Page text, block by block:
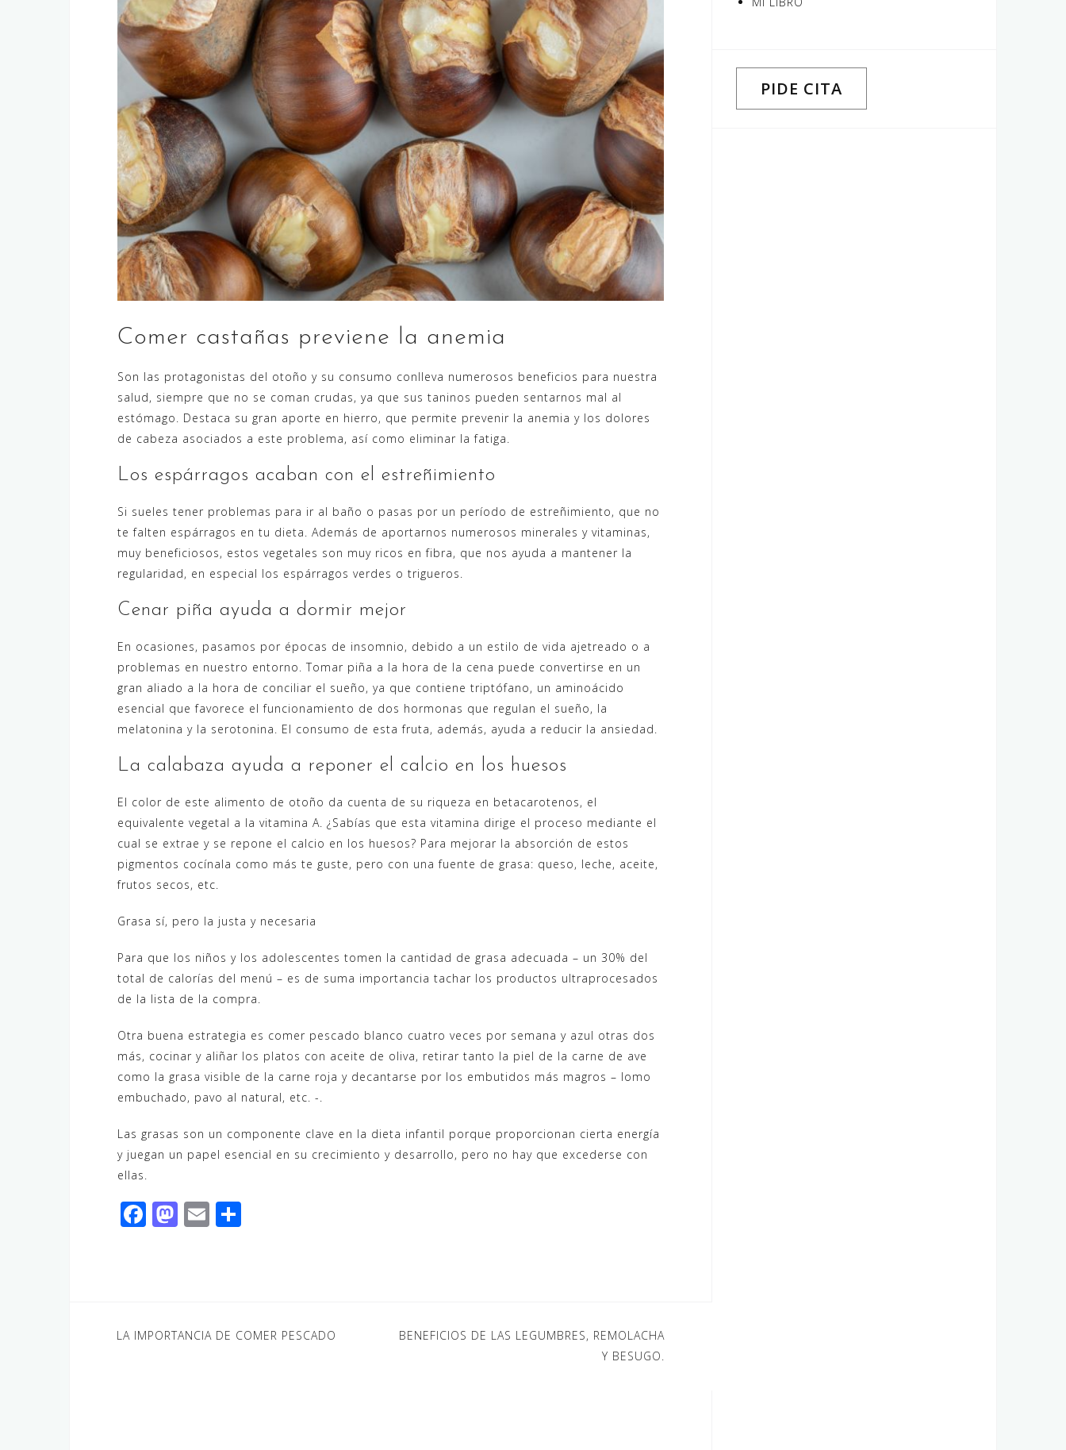
Comer castañas previene la anemia
Son las protagonistas del otoño y su consumo conlleva numerosos beneficios para nuestra
salud, siempre que no se coman crudas, ya que sus taninos pueden sentarnos mal al
estómago. Destaca su gran aporte en hierro, que permite prevenir la anemia y los dolores
de cabeza asociados a este problema, así como eliminar la fatiga.
Los espárragos acaban con el estreñimiento
Si sueles tener problemas para ir al baño o pasas por un período de estreñimiento, que no
te falten espárragos en tu dieta. Además de aportarnos numerosos minerales y vitaminas,
muy beneficiosos, estos vegetales son muy ricos en fibra, que nos ayuda a mantener la
regularidad, en especial los espárragos verdes o trigueros.
Cenar piña ayuda a dormir mejor
En ocasiones, pasamos por épocas de insomnio, debido a un estilo de vida ajetreado o a
problemas en nuestro entorno. Tomar piña a la hora de la cena puede convertirse en un
gran aliado a la hora de conciliar el sueño, ya que contiene triptófano, un aminoácido
esencial que favorece el funcionamiento de dos hormonas que regulan el sueño, la
melatonina y la serotonina. El consumo de esta fruta, además, ayuda a reducir la ansiedad.
La calabaza ayuda a reponer el calcio en los huesos
El color de este alimento de otoño da cuenta de su riqueza en betacarotenos, el
equivalente vegetal a la vitamina A. ¿Sabías que esta vitamina dirige el proceso mediante el
cual se extrae y se repone el calcio en los huesos? Para mejorar la absorción de estos
pigmentos cocínala como más te guste, pero con una fuente de grasa: queso, leche, aceite,
frutos secos, etc.
Grasa sí, pero la justa y necesaria
Para que los niños y los adolescentes tomen la cantidad de grasa adecuada – un 30% del
total de calorías del menú – es de suma importancia tachar los productos ultraprocesados
de la lista de la compra.
Otra buena estrategia es comer pescado blanco cuatro veces por semana y azul otras dos
más, cocinar y aliñar los platos con aceite de oliva, retirar tanto la piel de la carne de ave
como la grasa visible de la carne roja y decantarse por los embutidos más magros – lomo
embuchado, pavo al natural, etc. -.
Las grasas son un componente clave en la dieta infantil porque proporcionan cierta energía
y juegan un papel esencial en su crecimiento y desarrollo, pero no hay que excederse con
ellas.
F
a
o
M
a
o
E
m
ti
Navegación
LA IMPORTANCIA DE COMER PESCADO
BENEFICIOS DE LAS LEGUMBRES, REMOLACHA
Y BESUGO.
PIDE CITA